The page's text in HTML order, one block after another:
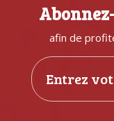
afin de